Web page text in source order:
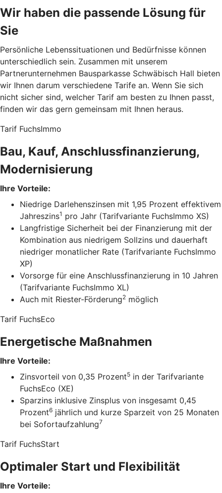
Wir haben die passende Lösung für
Sie
Persönliche Lebenssituationen und Bedürfnisse können
unterschiedlich sein. Zusammen mit unserem
Partnerunternehmen Bausparkasse Schwäbisch Hall bieten
wir Ihnen darum verschiedene Tarife an. Wenn Sie sich
nicht sicher sind, welcher Tarif am besten zu Ihnen passt,
finden wir das gern gemeinsam mit Ihnen heraus.
Tarif FuchsImmo
Bau, Kauf, Anschlussfinanzierung,
Modernisierung
Ihre Vorteile:
Niedrige Darlehenszinsen mit 1,95 Prozent effektivem
Jahreszins1 pro Jahr (Tarifvariante FuchsImmo XS)
Langfristige Sicherheit bei der Finanzierung mit der
Kombination aus niedrigem Sollzins und dauerhaft
niedriger monatlicher Rate (Tarifvariante FuchsImmo
XP)
Vorsorge für eine Anschlussfinanzierung in 10 Jahren
(Tarifvariante FuchsImmo XL)
Auch mit Riester-Förderung2 möglich
Tarif FuchsEco
Energetische Maßnahmen
Ihre Vorteile:
Zinsvorteil von 0,35 Prozent5 in der Tarifvariante
FuchsEco (XE)
Sparzins inklusive Zinsplus von insgesamt 0,45
Prozent6 jährlich und kurze Sparzeit von 25 Monaten
bei Sofortaufzahlung7
Tarif FuchsStart
Optimaler Start und Flexibilität
Ihre Vorteile: